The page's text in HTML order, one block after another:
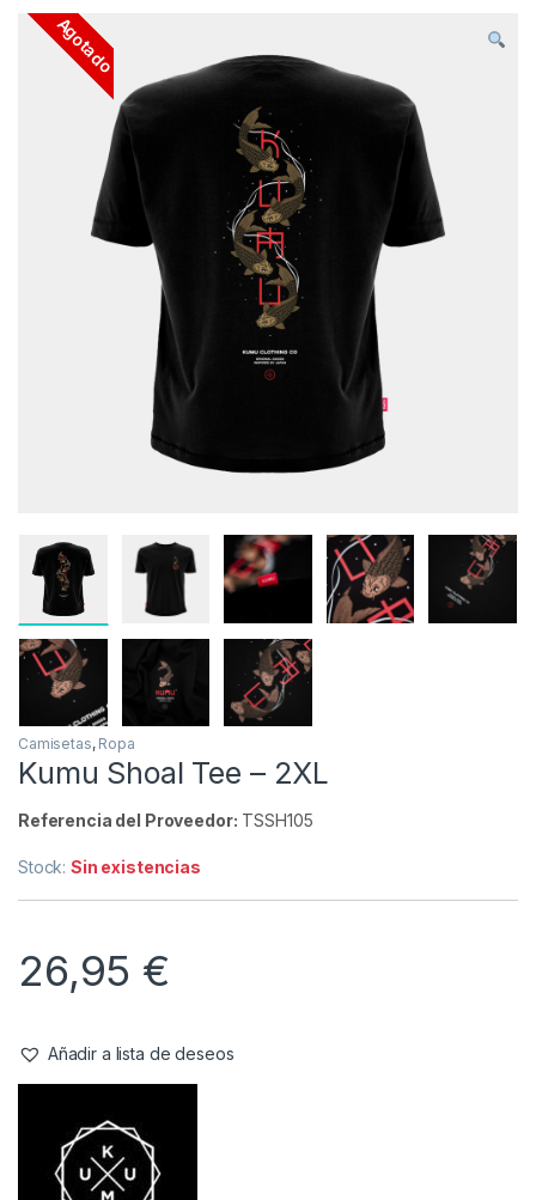
Agotado
Camisetas, Ropa
Kumu Shoal Tee – 2XL
Referencia del Proveedor: TSSH105
Stock:Sin existencias
26,95 €
Añadir a lista de deseos